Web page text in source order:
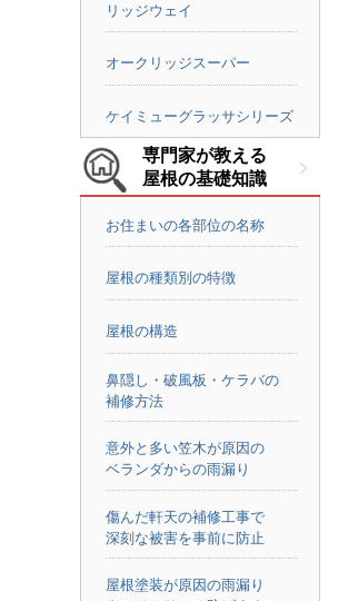
リッジウェイ
オークリッジスーパー
ケイミューグラッサシリーズ
専門家が教える
屋根の基礎知識
お住まいの各部位の名称
屋根の種類別の特徴
屋根の構造
鼻隠し・破風板・ケラバの
補修方法
意外と多い笠木が原因の
ベランダからの雨漏り
傷んだ軒天の補修工事で
深刻な被害を事前に防止
屋根塗装が原因の雨漏り